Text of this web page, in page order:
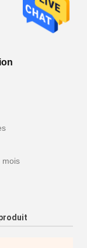
mois